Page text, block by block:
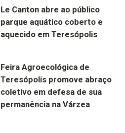
Le Canton abre ao público
parque aquático coberto e
aquecido em Teresópolis
Feira Agroecológica de
Teresópolis promove abraço
coletivo em defesa de sua
permanência na Várzea